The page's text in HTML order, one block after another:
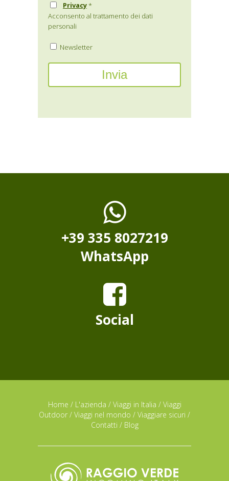
Privacy*
Acconsento al trattamento dei dati
personali
Newsletter
+39 335 8027219
WhatsApp
Social
Home / L'azienda / Viaggi in Italia / Viaggi
Outdoor / Viaggi nel mondo / Viaggiare sicuri /
Contatti / Blog